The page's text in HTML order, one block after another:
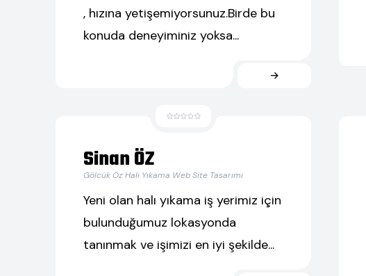
, hızına yetişemiyorsunuz.Birde bu
konuda deneyiminiz yoksa...
Sinan ÖZ
Gölcük Öz Halı Yıkama Web Site Tasarımı
Yeni olan halı yıkama iş yerimiz için
bulunduğumuz lokasyonda
tanınmak ve işimizi en iyi şekilde...